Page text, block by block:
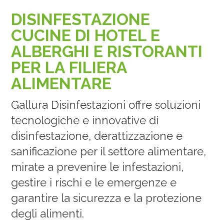
DISINFESTAZIONE
CUCINE DI HOTEL E
ALBERGHI E RISTORANTI
PER LA FILIERA
ALIMENTARE
Gallura Disinfestazioni offre soluzioni
tecnologiche e innovative di
disinfestazione, derattizzazione e
sanificazione per il settore alimentare,
mirate a prevenire le infestazioni,
gestire i rischi e le emergenze e
garantire la sicurezza e la protezione
degli alimenti.